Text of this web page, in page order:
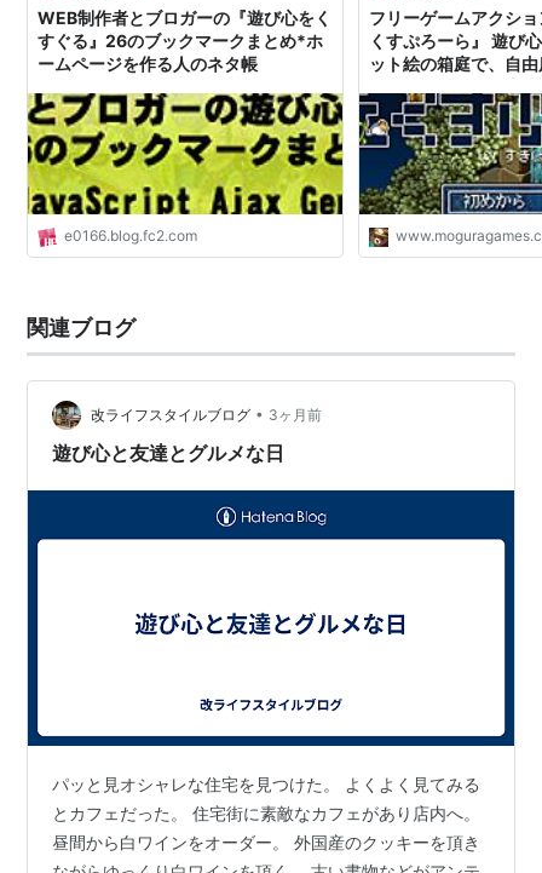
WEB制作者とブロガーの『遊び心をく
すぐる』26のブックマークまとめ*ホ
ームページを作る人のネタ帳
e0166.blog.fc2.com
フリーゲームアクシ
くすぷろーら』 遊び
ット絵の箱庭で、自
もぐらゲームス
関連ブログ
改ライフスタイルブログ • 3ヶ月前
遊び心と友達とグルメな日
パッと見オシャレな住宅を見つけた。 よくよく見てみる
とカフェだった。 住宅街に素敵なカフェがあり店内へ。
昼間から白ワインをオーダー。 外国産のクッキーを頂き